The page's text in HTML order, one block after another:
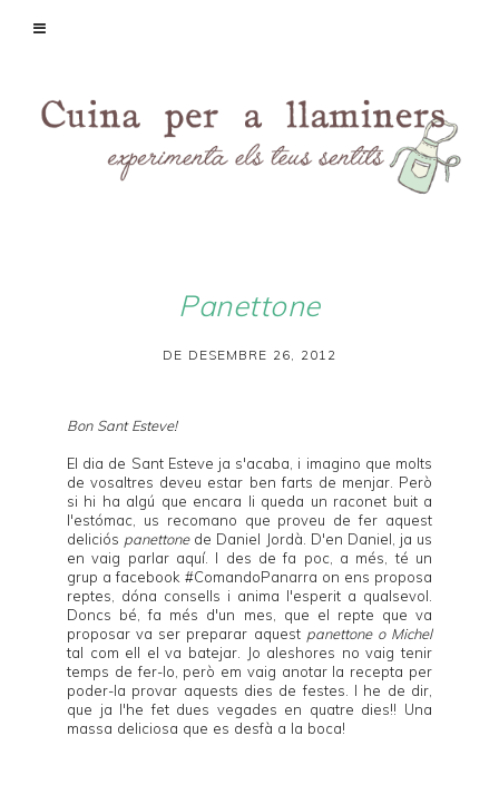
Panettone
DE DESEMBRE 26, 2012
Bon Sant Esteve!
El dia de Sant Esteve ja s'acaba, i imagino que molts
de vosaltres deveu estar ben farts de menjar. Però
si hi ha algú que encara li queda un raconet buit a
l'estómac, us recomano que proveu de fer aquest
deliciós panettonede Daniel Jordà . D'en Daniel, ja us
en vaig parlar aquí. I des de fa poc, a més, té un
grup a facebook #ComandoPanarra on ens proposa
reptes, dóna consells i anima l'esperit a qualsevol.
Doncs bé, fa més d'un mes, que el repte que va
proposar va ser preparar aquest panettone o Michel
tal com ell el va batejar. Jo aleshores no vaig tenir
temps de fer-lo, però em vaig anotar la recepta per
poder-la provar aquests dies de festes. I he de dir,
que ja l'he fet dues vegades en quatre dies!! Una
massa deliciosa que es desfà a la boca!